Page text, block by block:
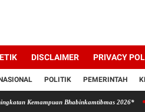
DISCLAIMER PRIVACY
POLITIK PEMERINTAH
Bhabinkamtibmas 2026* Jalin